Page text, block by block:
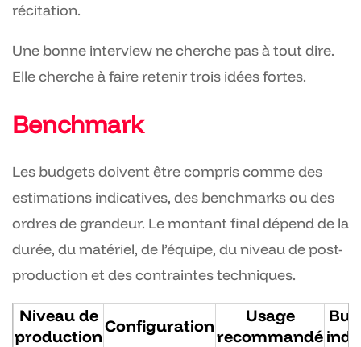
récitation.
Une bonne interview ne cherche pas à tout dire.
Elle cherche à faire retenir trois idées fortes.
Benchmark
Les budgets doivent être compris comme des
estimations indicatives, des benchmarks ou des
ordres de grandeur. Le montant final dépend de la
durée, du matériel, de l’équipe, du niveau de post-
production et des contraintes techniques.
Niveau de
production
Configuration
Usage
recommandé